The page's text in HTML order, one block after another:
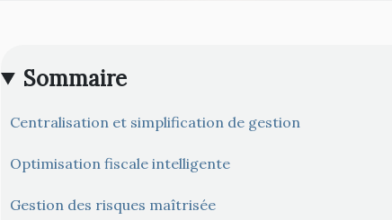
Sommaire
Centralisation et simplification de gestion
Optimisation fiscale intelligente
Gestion des risques maîtrisée